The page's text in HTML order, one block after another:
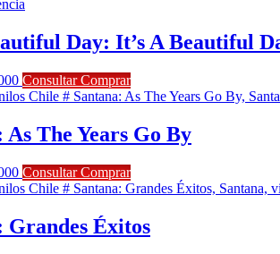
es:
Day: It’s A Beautiful
El
precio
es:
$27.000.
Consultar Comprar
As The Years Go By
El
precio
es:
$27.000.
Consultar Comprar
Grandes Éxitos